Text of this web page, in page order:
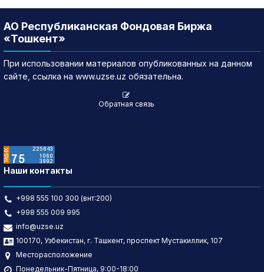
АО Республиканская Фондовая Биржа
«Тошкент»
При использовании материалов опубликованных на данном
сайте, ссылка на www.uzse.uz обязательна.
Обратная связь
Наши контакты
+998 555 100 300 (внт:200)
+998 555 009 995
info@uzse.uz
100170, Узбекистан, г. Ташкент, проспект Мустакиллик, 107
Месторасположение
Понедельник-Пятница, 9:00-18:00